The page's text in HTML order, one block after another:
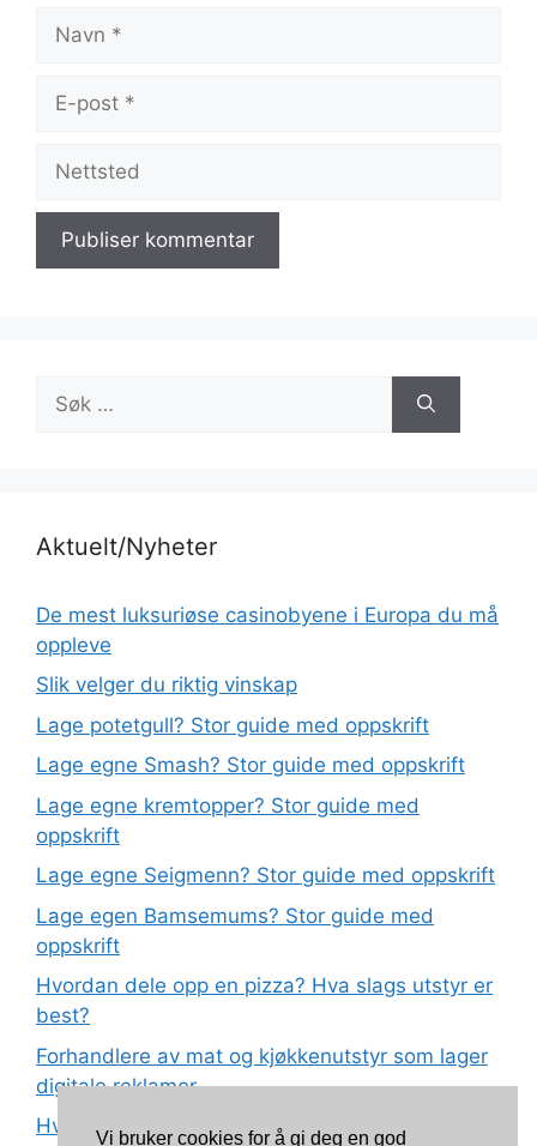
post
etter:
Aktuelt/Nyheter
De mest luksuriøse casinobyene i Europa du må
oppleve
Slik velger du riktig vinskap
Lage potetgull? Stor guide med oppskrift
Lage egne Smash? Stor guide med oppskrift
Lage egne kremtopper? Stor guide med
oppskrift
Lage egne Seigmenn? Stor guide med oppskrift
Lage egen Bamsemums? Stor guide med
oppskrift
Hvordan dele opp en pizza? Hva slags utstyr er
best?
Forhandlere av mat og kjøkkenutstyr som lager
digitale reklamer
Hva betyr det at plast har matkvalitet?
Vi bruker cookies for å gi deg en god